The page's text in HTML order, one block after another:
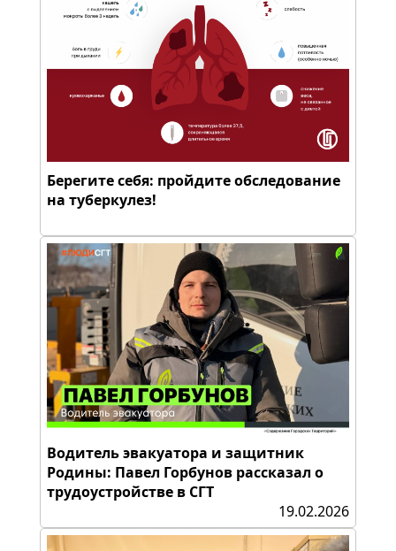
Берегите себя: пройдите обследование
на туберкулез!
Водитель эвакуатора и защитник
Родины: Павел Горбунов рассказал о
трудоустройстве в СГТ
19.02.2026